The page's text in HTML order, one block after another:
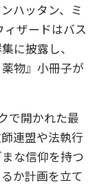
ハッタン、ミ
ザードはバス
に披露し、
物』 小冊子が
で開かれた最
連盟や法執行
な信仰を持つ
か計画を立て